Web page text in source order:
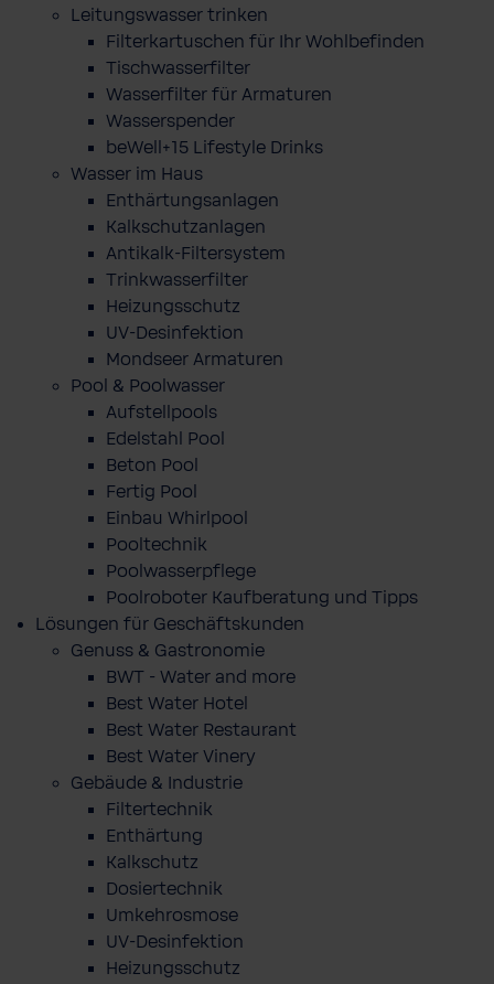
Leitungswasser trinken
Filterkartuschen für Ihr Wohlbefinden
Tischwasserfilter
Wasserfilter für Armaturen
Wasserspender
beWell+15 Lifestyle Drinks
Wasser im Haus
Enthärtungsanlagen
Kalkschutzanlagen
Antikalk-Filtersystem
Trinkwasserfilter
Heizungsschutz
UV-Desinfektion
Mondseer Armaturen
Pool & Poolwasser
Aufstellpools
Edelstahl Pool
Beton Pool
Fertig Pool
Einbau Whirlpool
Pooltechnik
Poolwasserpflege
Poolroboter Kaufberatung und Tipps
Lösungen für Geschäftskunden
Genuss & Gastronomie
BWT - Water and more
Best Water Hotel
Best Water Restaurant
Best Water Vinery
Gebäude & Industrie
Filtertechnik
Enthärtung
Kalkschutz
Dosiertechnik
Umkehrosmose
UV-Desinfektion
Heizungsschutz